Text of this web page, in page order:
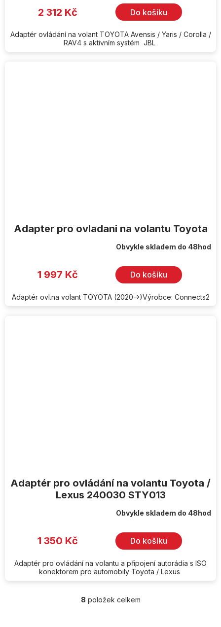
2 312 Kč Do košíku
Adaptér ovládání na volant TOYOTA Avensis / Yaris / Corolla /
RAV4 s aktivním systém JBL
Adapter pro ovladani na volantu Toyota
Obvykle skladem do 48hod
1 997 Kč Do košíku
Adaptér ovl.na volant TOYOTA (2020->)Výrobce: Connects2
Adaptér pro ovládání na volantu Toyota /
Lexus 240030 STY013
Obvykle skladem do 48hod
1 350 Kč Do košíku
Adaptér pro ovládání na volantu a připojení autorádia s ISO
konektorem pro automobily Toyota / Lexus
O
8 položek celkem